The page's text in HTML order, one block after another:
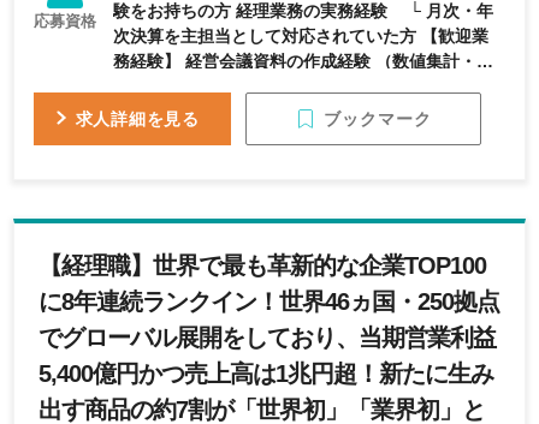
応募資格
験をお持ちの方 経理業務の実務経験 └ 月次・年
次決算を主担当として対応されていた方 【歓迎業
務経験】 経営会議資料の作成経験 （数値集計・分
求人詳細を見る
ブックマーク
【経理職】世界で最も革新的な企業TOP100
に8年連続ランクイン！世界46ヵ国・250拠点
でグローバル展開をしており、当期営業利益
5,400億円かつ売上高は1兆円超！新たに生み
出す商品の約7割が「世界初」「業界初」と